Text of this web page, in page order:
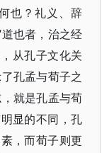
也？礼义、辞
也者，治之经
从孔子文化关
孔孟与荀子之
就是孔孟与荀
显的不同，孔
，而荀子则更